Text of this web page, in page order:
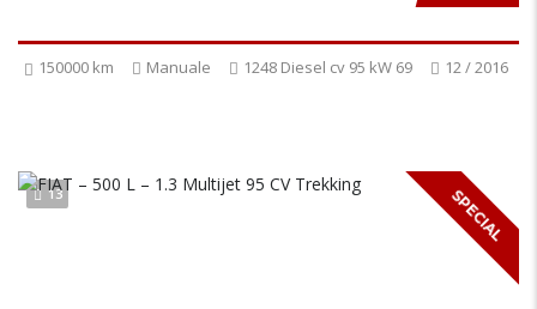
150000 km Manuale 1248 Diesel cv 95 kW 69 12 / 2016
SPECIAL
13